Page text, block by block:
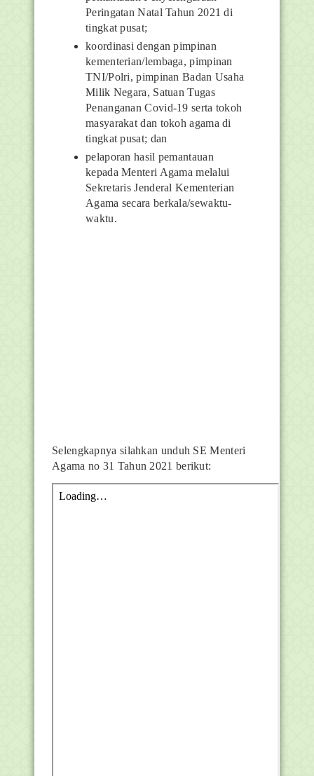
Peringatan Natal Tahun 2021 di
tingkat pusat;
koordinasi dengan pimpinan
kementerian/lembaga, pimpinan
TNI/Polri, pimpinan Badan Usaha
Milik Negara, Satuan Tugas
Penanganan Covid-19 serta tokoh
masyarakat dan tokoh agama di
tingkat pusat; dan
pelaporan hasil pemantauan
kepada Menteri Agama melalui
Sekretaris Jenderal Kementerian
Agama secara berkala/sewaktu-
waktu.
Selengkapnya silahkan unduh SE Menteri
Agama no 31 Tahun 2021 berikut: